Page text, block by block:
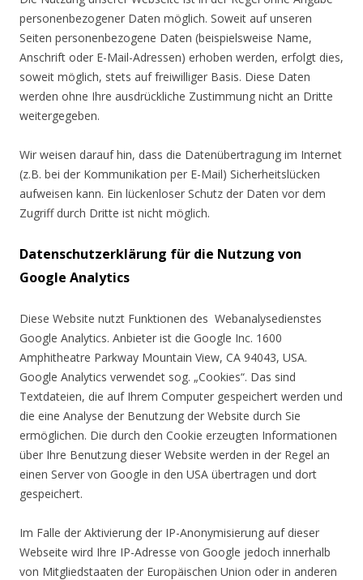
personenbezogener Daten möglich. Soweit auf unseren
Seiten personenbezogene Daten (beispielsweise Name,
Anschrift oder E-Mail-Adressen) erhoben werden, erfolgt dies,
soweit möglich, stets auf freiwilliger Basis. Diese Daten
werden ohne Ihre ausdrückliche Zustimmung nicht an Dritte
weitergegeben.
Wir weisen darauf hin, dass die Datenübertragung im Internet
(z.B. bei der Kommunikation per E-Mail) Sicherheitslücken
aufweisen kann. Ein lückenloser Schutz der Daten vor dem
Zugriff durch Dritte ist nicht möglich.
Datenschutzerklärung für die Nutzung von
Google Analytics
Diese Website nutzt Funktionen des Webanalysedienstes
Google Analytics. Anbieter ist die Google Inc. 1600
Amphitheatre Parkway Mountain View, CA 94043, USA.
Google Analytics verwendet sog. „Cookies“. Das sind
Textdateien, die auf Ihrem Computer gespeichert werden und
die eine Analyse der Benutzung der Website durch Sie
ermöglichen. Die durch den Cookie erzeugten Informationen
über Ihre Benutzung dieser Website werden in der Regel an
einen Server von Google in den USA übertragen und dort
gespeichert.
Im Falle der Aktivierung der IP-Anonymisierung auf dieser
Webseite wird Ihre IP-Adresse von Google jedoch innerhalb
von Mitgliedstaaten der Europäischen Union oder in anderen